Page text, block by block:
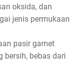
oksida, dan
jenis permukaan
pasir garnet
bersih, bebas dari